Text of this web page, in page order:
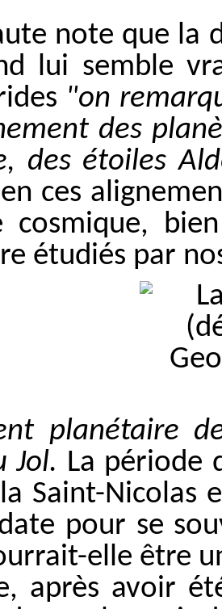
note que la
lui semble
"on
des
des étoiles
ces
cosmique,
étudiés par
planétaire
Jol. La période
Saint-Nicolas
pour se
elle être
après avoir